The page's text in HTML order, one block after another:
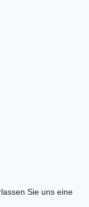
Sie uns eine